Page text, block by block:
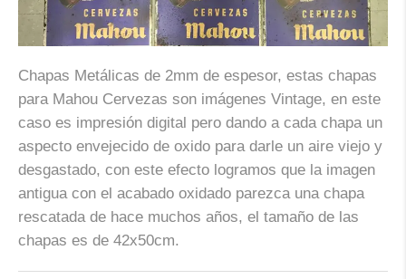
Chapas Metálicas de 2mm de espesor, estas chapas
para Mahou Cervezas son imágenes Vintage, en este
caso es impresión digital pero dando a cada chapa un
aspecto envejecido de oxido para darle un aire viejo y
desgastado, con este efecto logramos que la imagen
antigua con el acabado oxidado parezca una chapa
rescatada de hace muchos años, el tamaño de las
chapas es de 42x50cm.